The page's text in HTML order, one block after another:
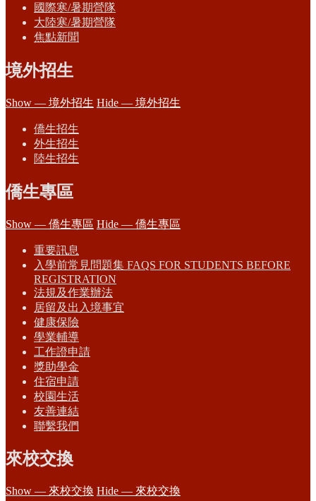
國際寒/暑期營隊
大陸寒/暑期營隊
焦點新聞
境外招生
Show — 境外招生 Hide — 境外招生
僑生招生
外生招生
陸生招生
僑生專區
Show — 僑生專區 Hide — 僑生專區
重要訊息
入學前常見問題集 FAQS FOR STUDENTS BEFORE
REGISTRATION
法規及作業辦法
居留及出入境事宜
健康保險
學業輔導
工作證申請
獎助學金
住宿申請
校園生活
友善連結
聯繫我們
來校交換
Show — 來校交換 Hide — 來校交換